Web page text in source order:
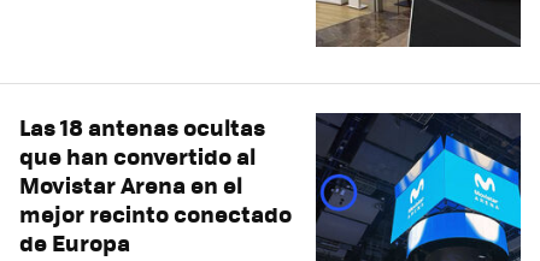
Las 18 antenas ocultas
que han convertido al
Movistar Arena en el
mejor recinto conectado
de Europa